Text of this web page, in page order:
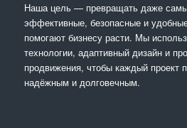
Наша цель — превращать даже
эффективные, безопасные и
помогают бизнесу расти. Мы
технологии, адаптивный дизайн и
продвижения, чтобы каждый проект
надёжным и долговечным.